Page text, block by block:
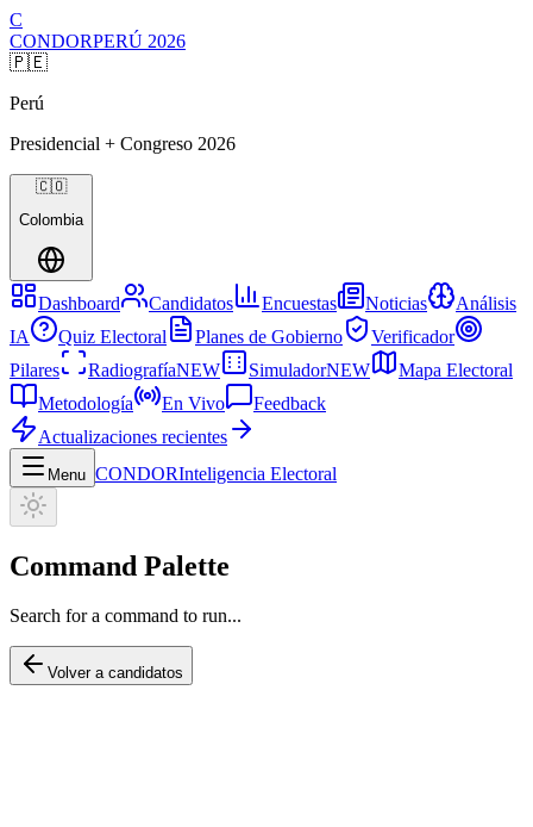
C
CONDORPERÚ 2026
🇵🇪
Perú
Presidencial + Congreso 2026
🇨🇴
Colombia
Dashboard Candidatos Encuestas Noticias
Análisis
IA
Quiz Electoral Planes de Gobierno
Verificador
Pilares
RadiografíaNEW SimuladorNEW
Mapa Electoral
Metodología
En Vivo
Feedback
Actualizaciones recientes
Menu CONDORInteligencia Electoral
Command Palette
Search for a command to run...
Volver a candidatos